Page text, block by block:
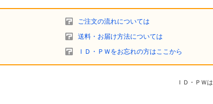
ご注文の流れについては
送料・お届け方法については
ＩＤ・ＰＷをお忘れの方はここから
ＩＤ・ＰＷは